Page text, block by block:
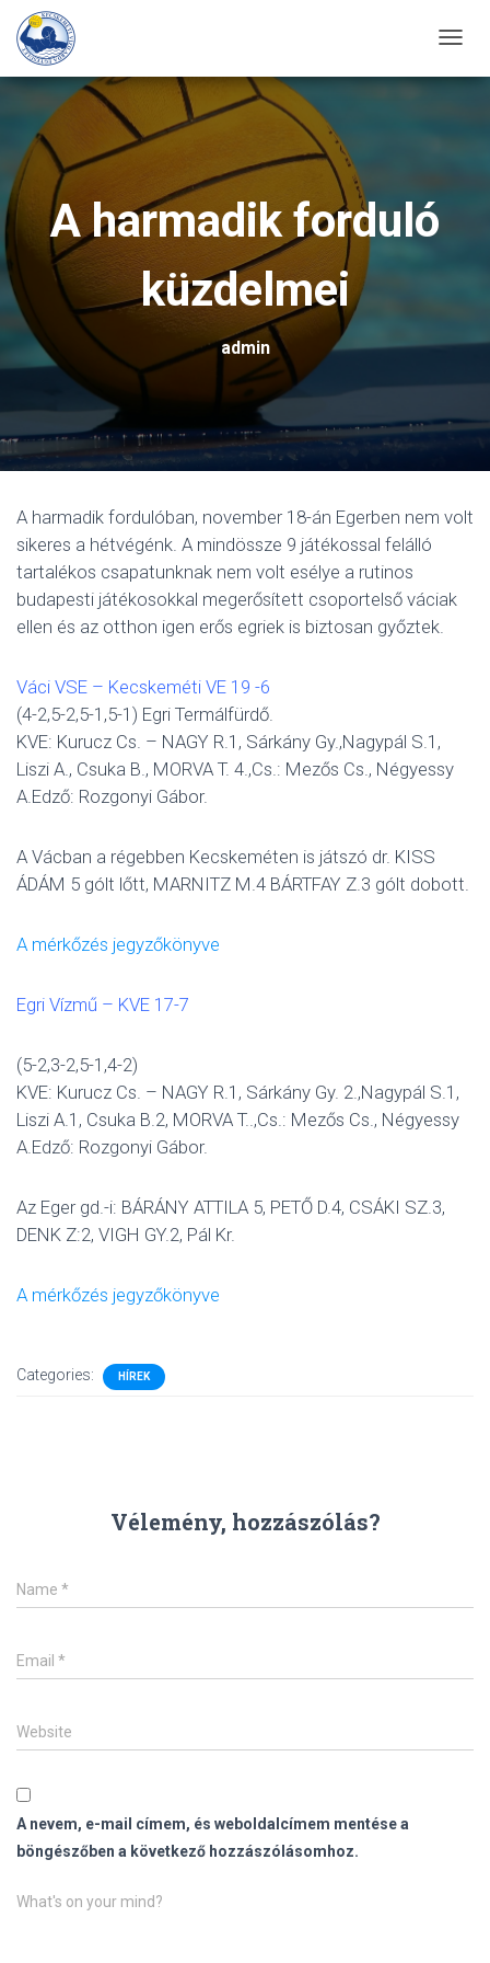
T
N
A harmadik forduló
küzdelmei
admin
A harmadik fordulóban, november 18-án Egerben nem volt
sikeres a hétvégénk. A mindössze 9 játékossal felálló
tartalékos csapatunknak nem volt esélye a rutinos
budapesti játékosokkal megerősített csoportelső váciak
ellen és az otthon igen erős egriek is biztosan győztek.
Váci VSE – Kecskeméti VE 19 -6
(4-2,5-2,5-1,5-1) Egri Termálfürdő.
KVE: Kurucz Cs. – NAGY R.1, Sárkány Gy.,Nagypál S.1,
Liszi A., Csuka B., MORVA T. 4.,Cs.: Mezős Cs., Négyessy
A.Edző: Rozgonyi Gábor.
A Vácban a régebben Kecskeméten is játszó dr. KISS
ÁDÁM 5 gólt lőtt, MARNITZ M.4 BÁRTFAY Z.3 gólt dobott.
A mérkőzés jegyzőkönyve
Egri Vízmű – KVE 17-7
(5-2,3-2,5-1,4-2)
KVE: Kurucz Cs. – NAGY R.1, Sárkány Gy. 2.,Nagypál S.1,
Liszi A.1, Csuka B.2, MORVA T..,Cs.: Mezős Cs., Négyessy
A.Edző: Rozgonyi Gábor.
Az Eger gd.-i: BÁRÁNY ATTILA 5, PETŐ D.4, CSÁKI SZ.3,
DENK Z:2, VIGH GY.2, Pál Kr.
A mérkőzés jegyzőkönyve
Categories: HÍREK
Vélemény, hozzászólás?
Name *
Email *
Website
A nevem, e-mail címem, és weboldalcímem mentése a
böngészőben a következő hozzászólásomhoz.
What's on your mind?